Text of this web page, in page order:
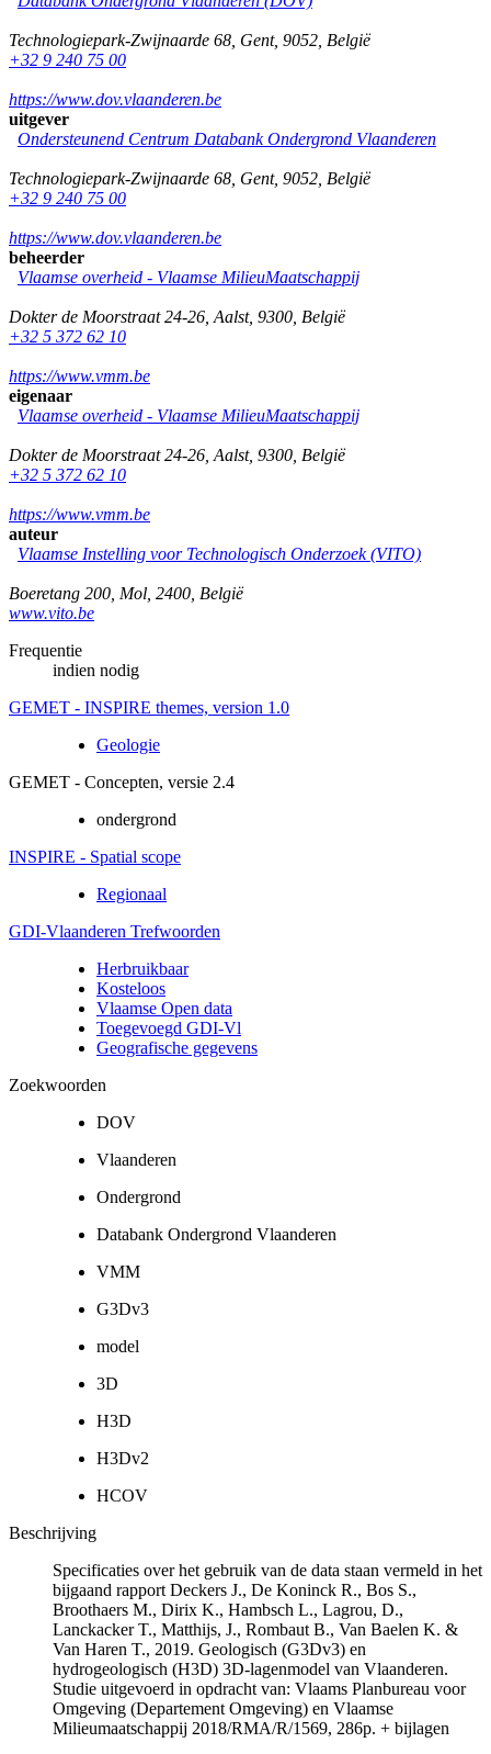
Technologiepark-Zwijnaarde 68 Gent, 9052 België
+32 9 240 75 00
https://www.dov.vlaanderen.be
uitgever
Ondersteunend Centrum Databank Ondergrond Vlaanderen
Technologiepark-Zwijnaarde 68 Gent, 9052 België
+32 9 240 75 00
https://www.dov.vlaanderen.be
beheerder
Vlaamse overheid - Vlaamse MilieuMaatschappij
Dokter de Moorstraat 24-26 Aalst, 9300 België
+32 5 372 62 10
https://www.vmm.be
eigenaar
Vlaamse overheid - Vlaamse MilieuMaatschappij
Dokter de Moorstraat 24-26 Aalst, 9300 België
+32 5 372 62 10
https://www.vmm.be
auteur
Vlaamse Instelling voor Technologisch Onderzoek (VITO)
Boeretang 200 Mol 2400 België
www.vito.be
Frequentie
indien nodig
GEMET - INSPIRE themes, version 1.0
Geologie
GEMET - Concepten, versie 2.4
ondergrond
INSPIRE - Spatial scope
Regionaal
GDI-Vlaanderen Trefwoorden
Herbruikbaar
Kosteloos
Vlaamse Open data
Toegevoegd GDI-Vl
Geografische gegevens
Zoekwoorden
DOV
Vlaanderen
Ondergrond
Databank Ondergrond Vlaanderen
VMM
G3Dv3
model
3D
H3D
H3Dv2
HCOV
Beschrijving
Specificaties over het gebruik van de data staan vermeld in het
bijgaand rapport Deckers J., De Koninck R., Bos S.,
Broothaers M., Dirix K., Hambsch L., Lagrou, D.,
Lanckacker T., Matthijs, J., Rombaut B., Van Baelen K. &
Van Haren T., 2019. Geologisch (G3Dv3) en
hydrogeologisch (H3D) 3D-lagenmodel van Vlaanderen.
Studie uitgevoerd in opdracht van: Vlaams Planbureau voor
Omgeving (Departement Omgeving) en Vlaamse
Milieumaatschappij 2018/RMA/R/1569, 286p. + bijlagen